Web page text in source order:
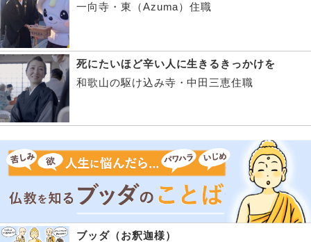
一向寺・東（Azuma）住職
死にたいほど辛い人に生きるきっかけを
和歌山の駆け込み寺・中田三恵住職
ブッダ（お釈迦様）